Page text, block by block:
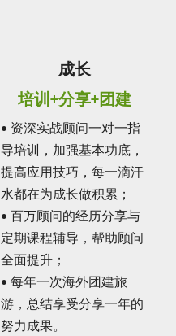
成长
培训+分享+团建
• 资深实战顾问一对一指
导培训，加强基本功底，
提高应用技巧，每一滴汗
水都在为成长做积累；
• 百万顾问的经历分享与
定期课程辅导，帮助顾问
全面提升；
• 每年一次海外团建旅
游，总结享受分享一年的
努力成果。